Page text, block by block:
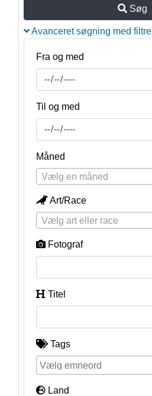
Søg
Avanceret søgning med filtre
Fra og med
Til og med
Måned
Vælg en måned
Art/Race
Vælg art eller race
Fotograf
Titel
Tags
Land